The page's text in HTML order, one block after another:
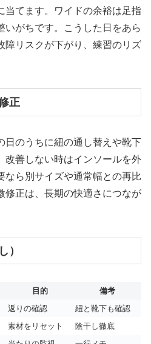
当てます。ワイドの余裕は足指
いがちです。こうした日をあら
障リスクが下がり、練習のリズ
正
日のうちに紐の通し替えや靴下
改善しない時はインソールを外
なら別サイズや通常幅との再比
修正は、長期の快適さにつなが
）
目的
備考
返りの確認
紐と靴下も確認
素材をリセット
陰干し徹底